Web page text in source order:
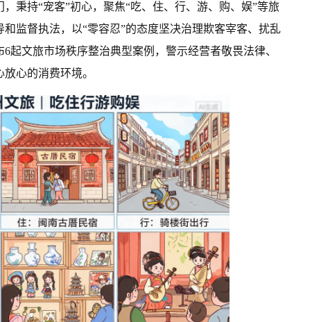
秉持“宠客”初心，聚焦“吃、住、行、游、购、娱”等旅
监督执法，以“零容忍”的态度坚决治理欺客宰客、扰乱
起文旅市场秩序整治典型案例，警示经营者敬畏法律、
心的消费环境。